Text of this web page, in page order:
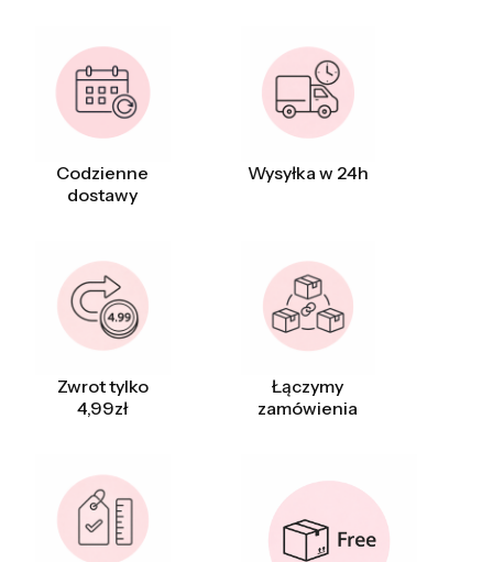
Codzienne
dostawy
Wysyłka w 24h
Zwrot tylko
4,99zł
Łączymy
zamówienia